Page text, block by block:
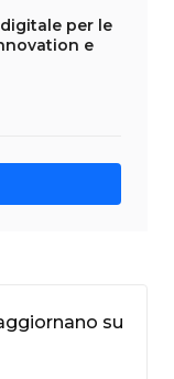
per le
e
su